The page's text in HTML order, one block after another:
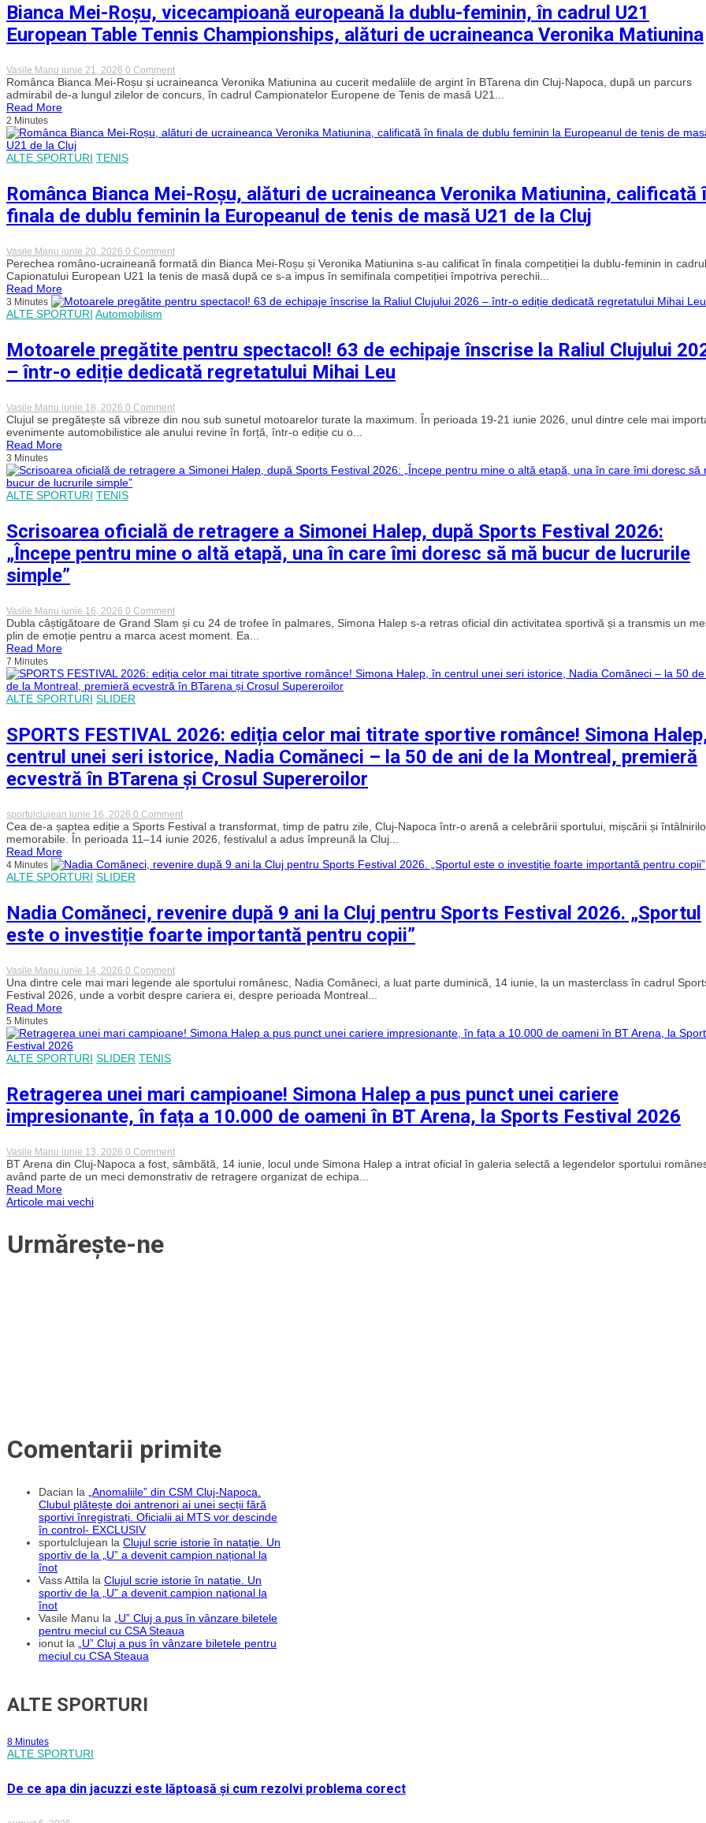
Roșu
aduce
României
aurul
Campionatelor
Europene
de
masă
U21
Napoca!
Bianca Mei-Roșu, vicecampioană europeană la dublu-feminin, în cadrul U21
European Table Tennis Championships, alături de ucraineanca Veronika Matiunina
Vasile Manu iunie 21, 2026 0 Commenton
Bianca
Mei-
Roșu,
la
U21
European
Table
Tennis
de
ucraineanca
Veronika
Românca Bianca Mei-Roșu și ucraineanca Veronika Matiunina au cucerit medaliile de argint în BTarena din Cluj-Napoca, după un parcurs
admirabil de-a lungul zilelor de concurs, în cadrul Campionatelor Europene de Tenis de masă U21...
Read More
2 Minutes
ALTE SPORTURI TENIS
Românca Bianca Mei-Roșu, alături de ucraineanca Veronika Matiunina, calificată
finala de dublu feminin la Europeanul de tenis de masă U21 de la Cluj
Vasile Manu iunie 20, 2026 0 Commenton
Românca
Bianca
Mei-
alături
Matiunina,
calificată
în
finala
dublu
feminin
la
Europeanul
de
Cluj
Perechea româno-ucraineană formată din Bianca Mei-Roșu și Veronika Matiunina s-au calificat în finala competiției la dublu-feminin in cadrul
Capionatului European U21 la tenis de masă după ce s-a impus în semifinala competiției împotriva perechii...
Read More
3 Minutes
ALTE SPORTURI Automobilism
Motoarele pregătite pentru spectacol! 63 de echipaje înscrise la Raliul Clujului
– într-o ediție dedicată regretatului Mihai Leu
Vasile Manu iunie 18, 2026 0 Commenton
Motoarele
pregătite
pentru
de
Clujului
2026
–
într-
Mihai
Leu
Clujul se pregătește să vibreze din nou sub sunetul motoarelor turate la maximum. În perioada 19-21 iunie 2026, unul dintre cele mai
evenimente automobilistice ale anului revine în forță, într-o ediție cu o...
Read More
3 Minutes
ALTE SPORTURI TENIS
Scrisoarea oficială de retragere a Simonei Halep, după Sports Festival 2026:
„Începe pentru mine o altă etapă, una în care îmi doresc să mă bucur de lucrurile
simple”
Vasile Manu iunie 16, 2026 0 Commenton
Scrisoarea
oficială
de
Simonei
Halep,
2026:
„Începe
pentru
mine
o
altă
una
în
care
îmi
să
lucrurile
simple”
Dubla câștigătoare de Grand Slam și cu 24 de trofee în palmares, Simona Halep s-a retras oficial din activitatea sportivă și a transmis un
plin de emoție pentru a marca acest moment. Ea...
Read More
7 Minutes
ALTE SPORTURI SLIDER
SPORTS FESTIVAL 2026: ediția celor mai titrate sportive românce! Simona
centrul unei seri istorice, Nadia Comăneci – la 50 de ani de la Montreal, premieră
ecvestră în BTarena și Crosul Supereroilor
sportulclujean iunie 16, 2026 0 Commenton
SPORTS
FESTIVAL
2026:
celor
românce!
Simona
Halep,
în
seri
istorice,
Nadia
la
la
Montreal,
premieră
ecvestră
Crosul
Supereroilor
Cea de-a șaptea ediție a Sports Festival a transformat, timp de patru zile, Cluj-Napoca într-o arenă a celebrării sportului, mișcării și
memorabile. În perioada 11–14 iunie 2026, festivalul a adus împreună la Cluj...
Read More
4 Minutes
ALTE SPORTURI SLIDER
Nadia Comăneci, revenire după 9 ani la Cluj pentru Sports Festival 2026. „Sportul
este o investiție foarte importantă pentru copii”
Vasile Manu iunie 14, 2026 0 Commenton
Nadia
Comăneci,
revenire
ani
Festival
2026.
„Sportul
este
foarte
importantă
pentru
Una dintre cele mai mari legende ale sportului românesc, Nadia Comăneci, a luat parte duminică, 14 iunie, la un masterclass în cadrul
Festival 2026, unde a vorbit despre cariera ei, despre perioada Montreal...
Read More
5 Minutes
ALTE SPORTURI SLIDER TENIS
Retragerea unei mari campioane! Simona Halep a pus punct unei cariere
impresionante, în fața a 10.000 de oameni în BT Arena, la Sports Festival 2026
Vasile Manu iunie 13, 2026 0 Commenton
Retragerea
unei
mari
BT Arena din Cluj-Napoca a fost, sâmbătă, 14 iunie, locul unde Simona Halep a intrat oficial în galeria selectă a legendelor sportului
având parte de un meci demonstrativ de retragere organizat de echipa...
Read More
Navigare
în
Articole mai vechi
Urmărește-ne
Comentarii primite
Dacian la
„Anomaliile” din CSM Cluj-Napoca.
Clubul plătește doi antrenori ai unei secții fără
sportivi înregistrați. Oficialii ai MTS vor descinde
în control- EXCLUSIV
sportulclujean la Clujul scrie istorie în natație. Un
sportiv de la „U” a devenit campion național la
înot
Vass Attila la Clujul scrie istorie în natație. Un
sportiv de la „U” a devenit campion național la
înot
Vasile Manu la
„U” Cluj a pus în vânzare biletele
pentru meciul cu CSA Steaua
ionut la
„U” Cluj a pus în vânzare biletele pentru
meciul cu CSA Steaua
ALTE SPORTURI
8 Minutes
ALTE SPORTURI
De ce apa din jacuzzi este lăptoasă și cum rezolvi problema corect